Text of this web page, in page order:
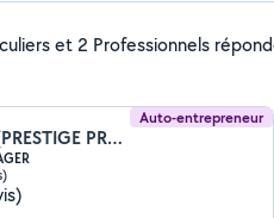
et 2 Professionnels
Auto-entrepreneur
Jimmy Kalai (PRESTIGE PRESTATIONS)